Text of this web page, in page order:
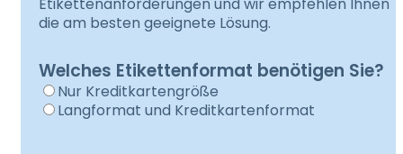
die am besten geeignete Lösung.
Welches Etikettenformat benötigen Sie?
Nur Kreditkartengröße
Langformat und Kreditkartenformat